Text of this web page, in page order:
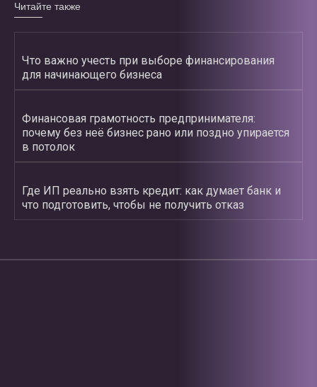
Читайте также
Что важно учесть при выборе финансирования
для начинающего бизнеса
Финансовая грамотность предпринимателя:
почему без неё бизнес рано или поздно упирается
в потолок
Где ИП реально взять кредит: как думает банк и
что подготовить, чтобы не получить отказ